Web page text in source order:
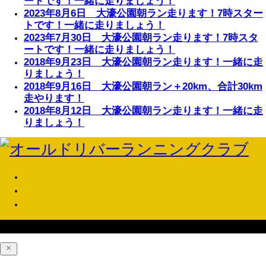
2023年8月6日 大濠公園朝ラン走ります！7時スター
トです！一緒に走りましょう！
2023年7月30日 大濠公園朝ラン走ります！7時スタ
ートです！一緒に走りましょう！
2018年9月23日 大濠公園朝ラン走ります！一緒に走
りましょう！
2018年9月16日 大濠公園朝ラン＋20km、合計30km
走やります！
2018年8月12日 大濠公園朝ラン走ります！一緒に走
りましょう！